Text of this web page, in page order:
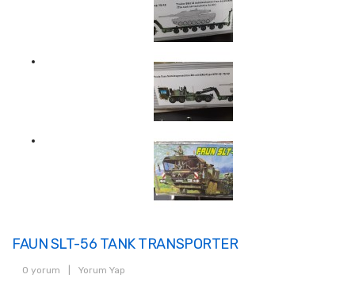
FAUN SLT-56 TANK TRANSPORTER
0 yorum Yorum Yap